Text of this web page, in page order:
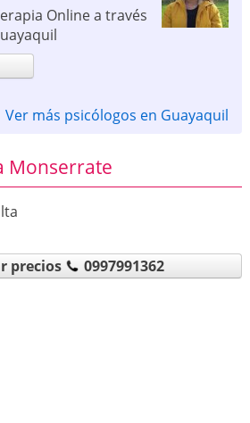
Online a través
Ver más psicólogos en Guayaquil
Monserrate
precios 0997991362